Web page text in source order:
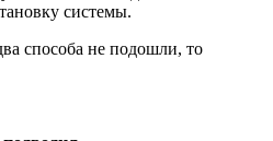
системы.
способа не подошли, то